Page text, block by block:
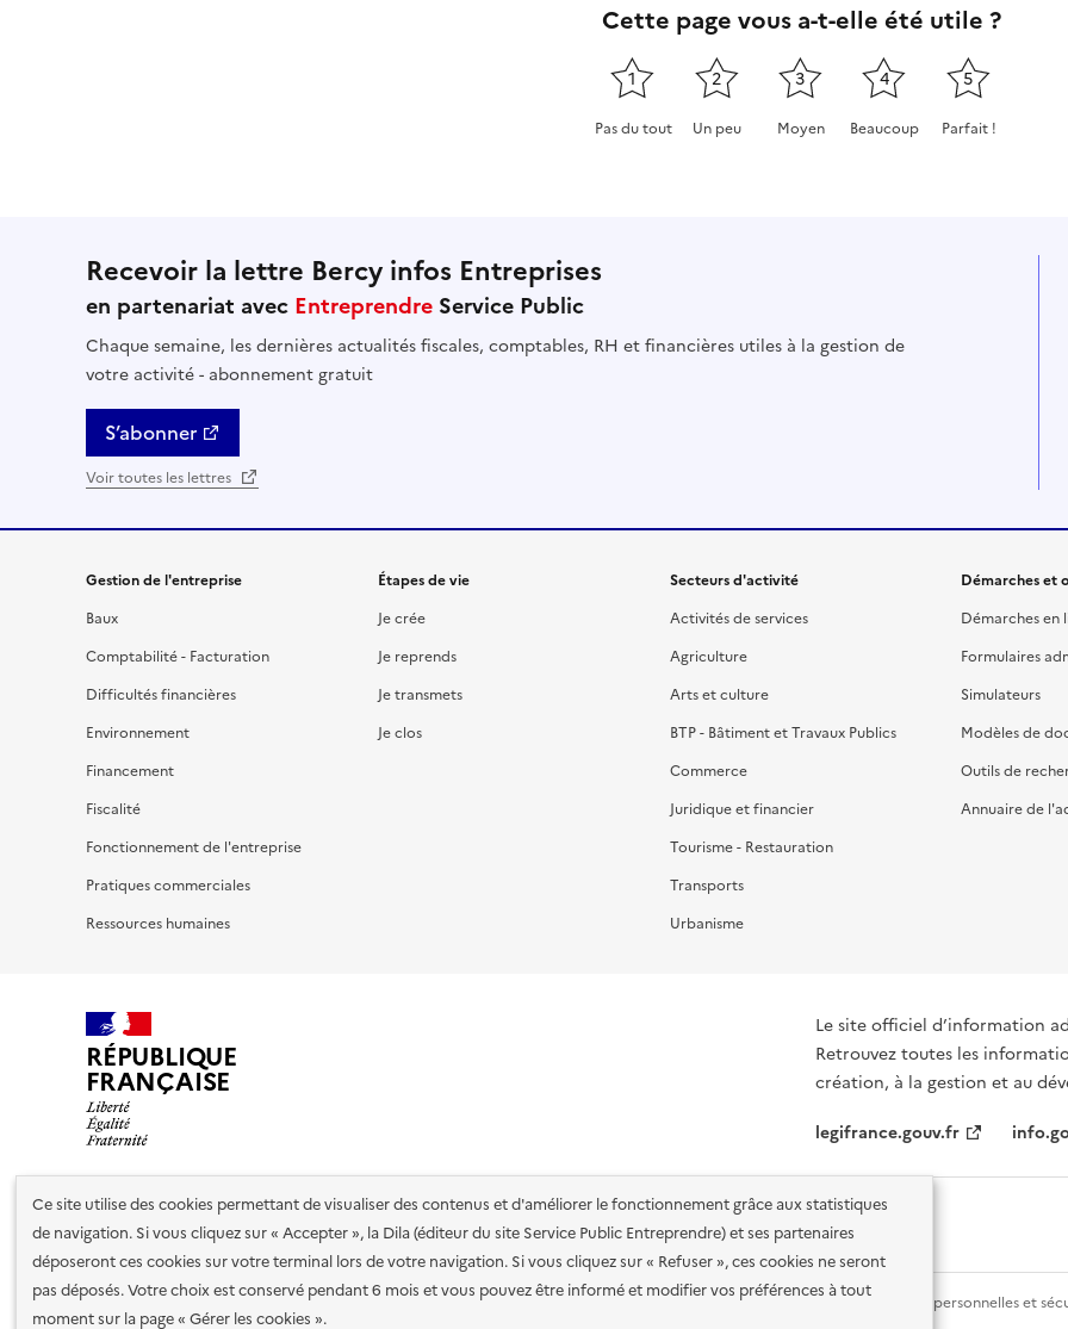
Ce site utilise des cookies permettant de visualiser des contenus et d'améliorer le fonctionnement grâce aux statistiques
de navigation. Si vous cliquez sur « Accepter », la Dila (éditeur du site Service Public Entreprendre) et ses partenaires
déposeront ces cookies sur votre terminal lors de votre navigation. Si vous cliquez sur « Refuser », ces cookies ne seront
pas déposés. Votre choix est conservé pendant 6 mois et vous pouvez être informé et modifier vos préférences à tout
moment sur la page « Gérer les cookies ».
Cette page vous a-t-elle été utile ?
1
Pas du tout
2
Un peu
3
Moyen
4
Beaucoup
5
Parfait !
Recevoir la lettre Bercy infos Entreprises
en partenariat avec Entreprendre Service Public
Chaque semaine, les dernières actualités fiscales, comptables, RH et financières utiles à la gestion de
votre activité - abonnement gratuit
S’abonner
Voir toutes les lettres
Gestion de l'entreprise
Baux
Comptabilité - Facturation
Difficultés financières
Environnement
Financement
Fiscalité
Fonctionnement de l'entreprise
Pratiques commerciales
Ressources humaines
Étapes de vie
Je crée
Je reprends
Je transmets
Je clos
Secteurs d'activité
Activités de services
Agriculture
Arts et culture
BTP - Bâtiment et Travaux Publics
Commerce
Juridique et financier
Tourisme - Restauration
Transports
Urbanisme
Démarches et
Démarches en
Formulaires
Simulateurs
Modèles de
Outils de
Annuaire de
RÉPUBLIQUE
FRANÇAISE
Le site officiel d’information
Retrouvez toutes les
création, à la gestion et au
legifrance.gouv.fr
Nos partenaires
Plan du site Accessibilité : totalement conforme Accessibilité des services en ligne Mentions légales Données personnelles et